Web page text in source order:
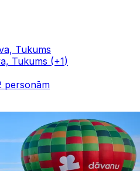
Tukums
Tukums (+1)
personām